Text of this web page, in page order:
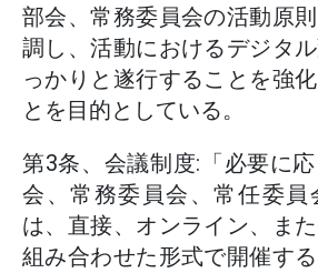
部会、常務委員会の活動原
調し、活動におけるデジタ
っかりと遂行することを強
とを目的としている。
第3条、会議制度:「必要に
会、常務委員会、常任委員
は、直接、オンライン、ま
組み合わせた形式で開催する